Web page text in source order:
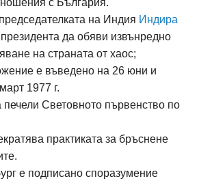
с България.
на Индия Индира
да обяви извънредно
на страната от хаос;
е въведено на 26 юни и
1977 г.
печели Световното първенство по
практиката за бръснене
е подписано споразумение